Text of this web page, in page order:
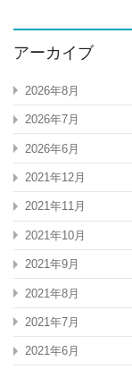
アーカイブ
2026年8月
2026年7月
2026年6月
2021年12月
2021年11月
2021年10月
2021年9月
2021年8月
2021年7月
2021年6月